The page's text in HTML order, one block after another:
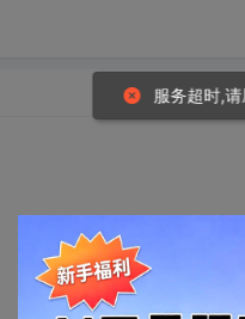
服务超时,